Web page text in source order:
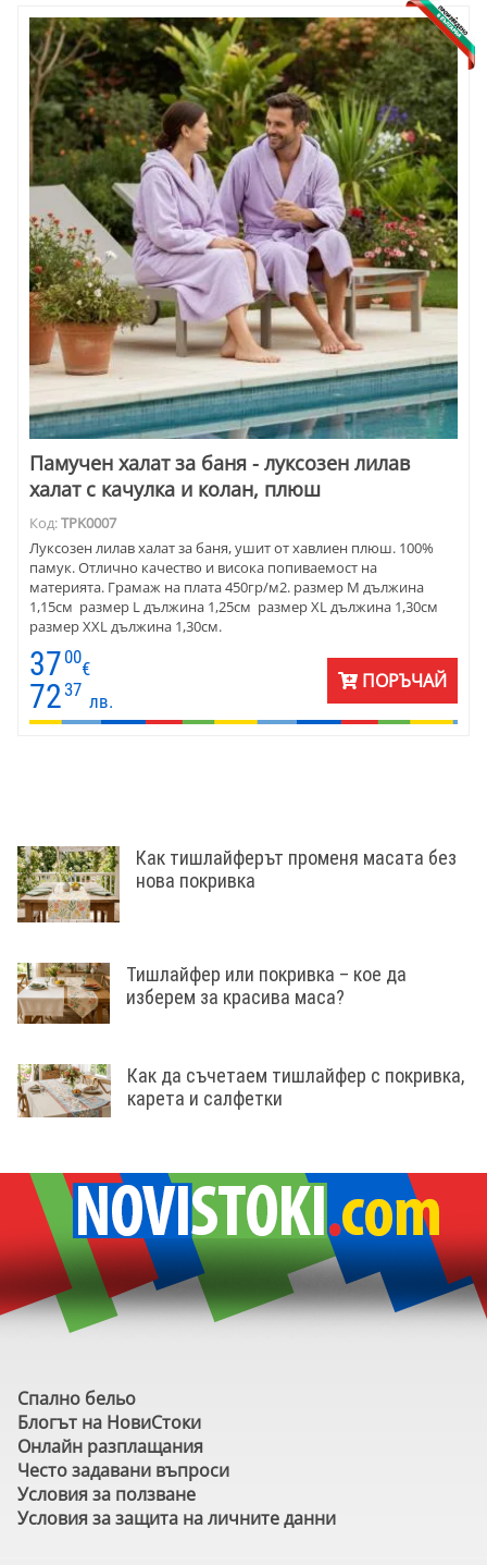
Памучен халат за баня - луксозен лилав
халат с качулка и колан, плюш
Код:TPK0007
Луксозен лилав халат за баня, ушит от хавлиен плюш. 100%
памук. Отлично качество и висока попиваемост на
материята. Грамаж на плата 450гр/м2. размер М дължина
1,15см размер L дължина 1,25см размер XL дължина 1,30см
размер XXL дължина 1,30см.
37 00
€
72 37
лв.
ПОРЪЧАЙ
Как тишлайферът променя масата без
нова покривка
Тишлайфер или покривка – кое да
изберем за красива маса?
Как да съчетаем тишлайфер с покривка,
карета и салфетки
Спално бельо
Блогът на НовиСтоки
Онлайн разплащания
Често задавани въпроси
Условия за ползване
Условия за защита на личните данни